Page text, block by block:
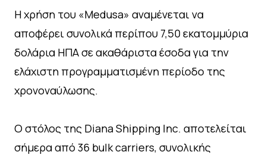
Η χρήση του «Medusa» αναμένεται να
αποφέρει συνολικά περίπου 7,50 εκατομμύρια
δολάρια ΗΠΑ σε ακαθάριστα έσοδα για την
ελάχιστη προγραμματισμένη περίοδο της
χρονοναύλωσης.
Ο στόλος της Diana Shipping Inc. αποτελείται
σήμερα από 36 bulk carriers, συνολικής